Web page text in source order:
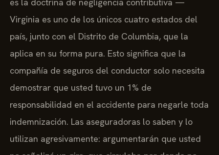
Virginia es uno de los únicos cuatro estados del
país, junto con el Distrito de Columbia, que la
aplica en su forma pura. Esto significa que la
compañía de seguros del conductor solo necesita
demostrar que usted tuvo un 1% de
responsabilidad en el accidente para negarle toda
indemnización. Las aseguradoras lo saben y lo
utilizan agresivamente: argumentarán que usted